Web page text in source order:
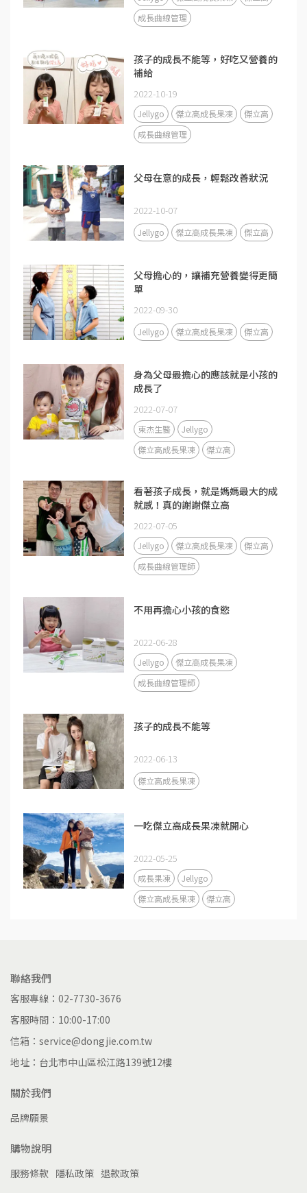
成長曲線管理
孩子的成長不能等，好吃又營養的
補給
2022-10-19
Jellygo 傑立高成長果凍
傑立高
成長曲線管理
父母在意的成長，輕鬆改善狀況
2022-10-07
Jellygo 傑立高成長果凍 傑立高
父母擔心的，讓補充營養變得更簡
單
2022-09-30
Jellygo 傑立高成長果凍 傑立高
身為父母最擔心的應該就是小孩的
成長了
2022-07-07
東杰生醫
Jellygo
傑立高成長果凍
傑立高
看著孩子成長，就是媽媽最大的成
就感！真的謝謝傑立高
2022-07-05
Jellygo 傑立高成長果凍
傑立高
成長曲線管理師
不用再擔心小孩的食慾
2022-06-28
Jellygo
傑立高成長果凍
成長曲線管理師
孩子的成長不能等
2022-06-13
傑立高成長果凍
一吃傑立高成長果凍就開心
2022-05-25
成長果凍
Jellygo
傑立高成長果凍
傑立高
聯絡我們
客服專線：02-7730-3676
客服時間：10:00-17:00
信箱：service@dongjie.com.tw
地址：台北市中山區松江路139號12樓
關於我們
品牌願景
購物說明
服務條款 隱私政策 退款政策